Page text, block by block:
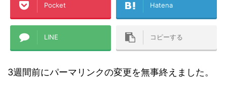
Pocket Hatena
LINE コピーする
3週間前にパーマリンクの変更を無事終えました。